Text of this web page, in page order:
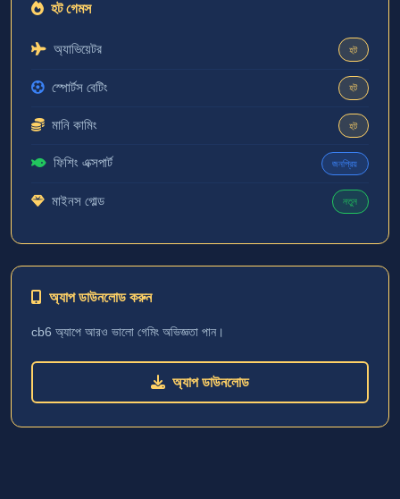
হট গেমস
অ্যাভিয়েটর হট
স্পোর্টস বেটিং হট
মানি কামিং হট
ফিশিং এক্সপার্ট জনপ্রিয়
মাইনস গোল্ড নতুন
অ্যাপ ডাউনলোড করুন
cb6 অ্যাপে আরও ভালো গেমিং অভিজ্ঞতা পান।
অ্যাপ ডাউনলোড